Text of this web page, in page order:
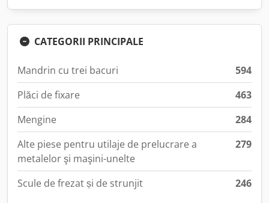
CATEGORII PRINCIPALE
Mandrin cu trei bacuri
594
Plăci de fixare
463
Mengine
284
Alte piese pentru utilaje de prelucrare a
metalelor şi maşini-unelte
279
Scule de frezat și de strunjit 246